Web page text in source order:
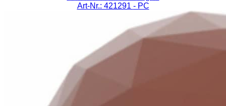
Art-Nr.: 421291 - PC